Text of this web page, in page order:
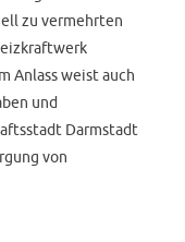
zu vermehrten
Anlass weist auch
und
Darmstadt
von